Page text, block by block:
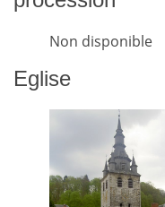
Non disponible
Eglise